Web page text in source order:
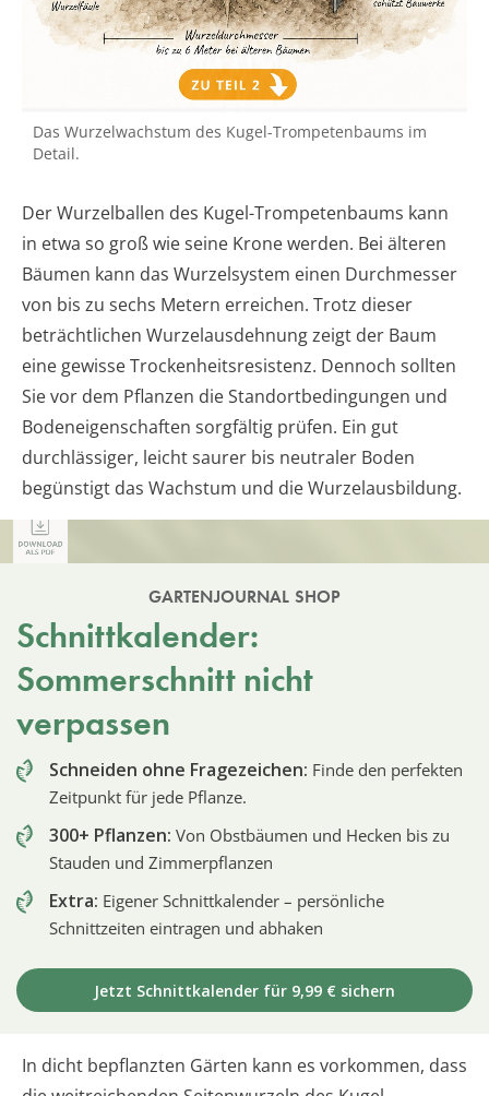
Das Wurzelwachstum des Kugel-Trompetenbaums im
Detail.
Der Wurzelballen des Kugel-Trompetenbaums kann
in etwa so groß wie seine Krone werden. Bei älteren
Bäumen kann das Wurzelsystem einen Durchmesser
von bis zu sechs Metern erreichen. Trotz dieser
beträchtlichen Wurzelausdehnung zeigt der Baum
eine gewisse Trockenheitsresistenz. Dennoch sollten
Sie vor dem Pflanzen die Standortbedingungen und
Bodeneigenschaften sorgfältig prüfen. Ein gut
durchlässiger, leicht saurer bis neutraler Boden
begünstigt das Wachstum und die Wurzelausbildung.
GARTENJOURNAL SHOP
Schnittkalender:
Sommerschnitt nicht
verpassen
Schneiden ohne Fragezeichen: Finde den perfekten
Zeitpunkt für jede Pflanze.
300+ Pflanzen: Von Obstbäumen und Hecken bis zu
Stauden und Zimmerpflanzen
Extra: Eigener Schnittkalender – persönliche
Schnittzeiten eintragen und abhaken
Jetzt Schnittkalender für 9,99 € sichern
In dicht bepflanzten Gärten kann es vorkommen, dass